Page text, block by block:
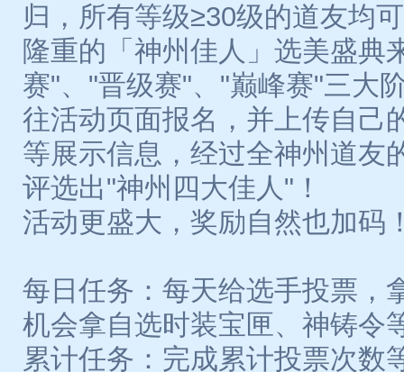
归，所有等级≥30级的道友均
隆重的「神州佳人」选美盛典
赛"、"晋级赛"、"巅峰赛"三大
往活动页面报名，并上传自己
等展示信息，经过全神州道友
评选出"神州四大佳人"！
活动更盛大，奖励自然也加码
每日任务：每天给选手投票，
机会拿自选时装宝匣、神铸令
累计任务：完成累计投票次数